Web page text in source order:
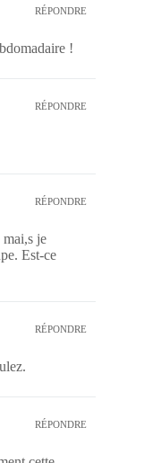
RÉPONDRE
!
RÉPONDRE
RÉPONDRE
mai,s je
Est-ce
RÉPONDRE
RÉPONDRE